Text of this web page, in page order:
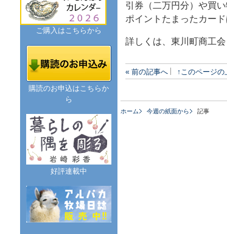
引券（二万円分）や買
ポイントたまったカー
詳しくは、東川町商工
« 前の記事へ ↑このページの
ホーム 今週の紙面から 記事
ご購入はこちらから
購読のお申込はこちらか
ら
好評連載中